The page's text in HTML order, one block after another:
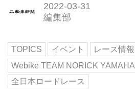
2022-03-31
編集部
TOPICS イベント レース情報
Webike TEAM NORICK YAMAHA
全日本ロードレース